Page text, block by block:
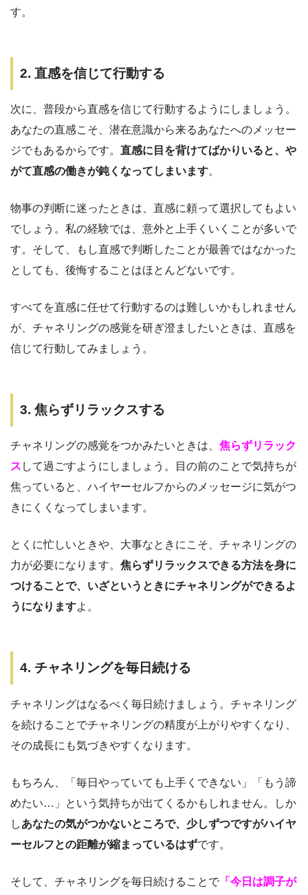
す。
2. 直感を信じて行動する
次に、普段から直感を信じて行動するようにしましょう。
あなたの直感こそ、潜在意識から来るあなたへのメッセー
ジでもあるからです。 直感に目を背けてばかりいると、や
がて直感の働きが鈍くなってしまいます。
物事の判断に迷ったときは、直感に頼って選択してもよい
でしょう。私の経験では、意外と上手くいくことが多いで
す。そして、もし直感で判断したことが最善ではなかった
としても、後悔することはほとんどないです。
すべてを直感に任せて行動するのは難しいかもしれません
が、チャネリングの感覚を研ぎ澄ましたいときは、直感を
信じて行動してみましょう。
3. 焦らずリラックスする
チャネリングの感覚をつかみたいときは、 焦らずリラック
ス して過ごすようにしましょう。目の前のことで気持ちが
焦っていると、ハイヤーセルフからのメッセージに気がつ
きにくくなってしまいます。
とくに忙しいときや、大事なときにこそ、チャネリングの
力が必要になります。 焦らずリラックスできる方法を身に
つけることで、いざというときにチャネリングができるよ
うになりますよ。
4. チャネリングを毎日続ける
チャネリングはなるべく毎日続けましょう。チャネリング
を続けることでチャネリングの精度が上がりやすくなり、
その成長にも気づきやすくなります。
もちろん、「毎日やっていても上手くできない」「もう諦
めたい…」という気持ちが出てくるかもしれません。しか
しあなたの気がつかないところで、少しずつですがハイヤ
ーセルフとの距離が縮まっているはずです。
そして、チャネリングを毎日続けることで 「今日は調子が